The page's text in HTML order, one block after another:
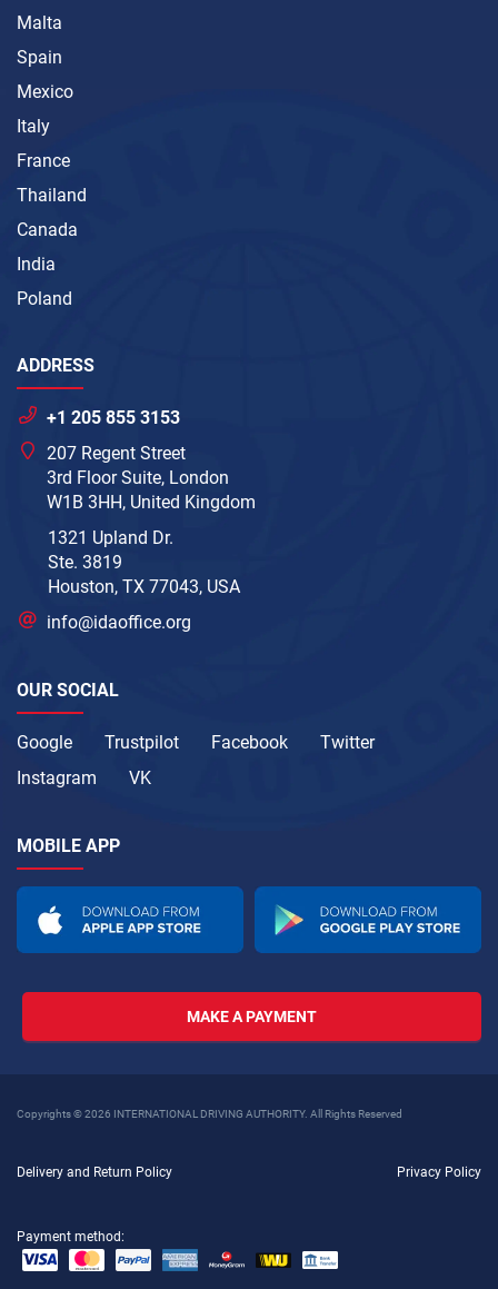
Malta
Spain
Mexico
Italy
France
Thailand
Canada
India
Poland
ADDRESS
+1 205 855 3153
207 Regent Street
3rd Floor Suite, London
W1B 3HH, United Kingdom
1321 Upland Dr.
Ste. 3819
Houston, TX 77043, USA
info@idaoffice.org
OUR SOCIAL
Google Trustpilot Facebook
Twitter
Instagram
VK
MOBILE APP
MAKE A PAYMENT
Copyrights © 2026 INTERNATIONAL DRIVING AUTHORITY. All Rights Reserved
Delivery and Return Policy Privacy Policy
Payment method: